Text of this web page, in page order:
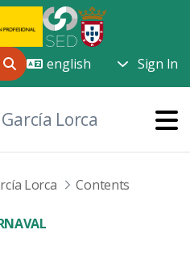
Sign In
Lorca
Lorca
Contents